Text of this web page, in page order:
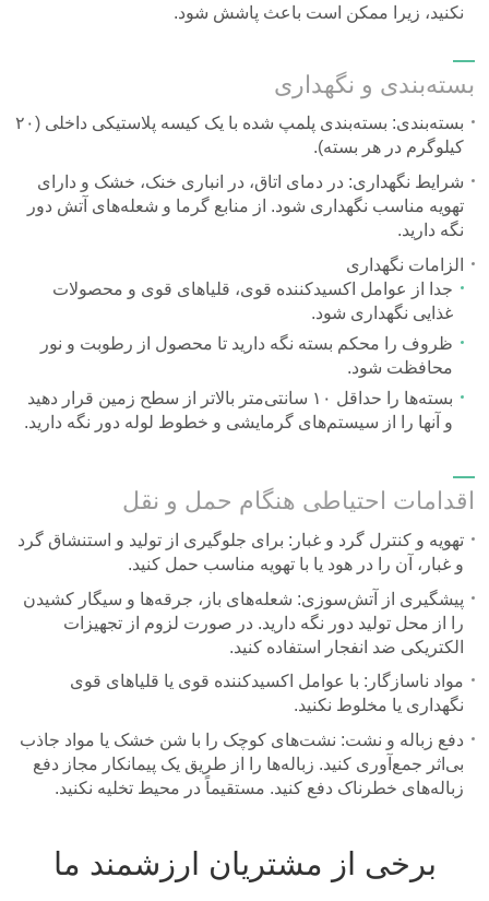
نکنید، زیرا ممکن است باعث پاشش شود.
بسته‌بندی و نگهداری
بسته‌بندی: بسته‌بندی پلمپ شده با یک کیسه پلاستیکی داخلی (۲۰
کیلوگرم در هر بسته).
شرایط نگهداری: در دمای اتاق، در انباری خنک، خشک و دارای
تهویه مناسب نگهداری شود. از منابع گرما و شعله‌های آتش دور
نگه دارید.
الزامات نگهداری
جدا از عوامل اکسیدکننده قوی، قلیاهای قوی و محصولات
غذایی نگهداری شود.
ظروف را محکم بسته نگه دارید تا محصول از رطوبت و نور
محافظت شود.
بسته‌ها را حداقل ۱۰ سانتی‌متر بالاتر از سطح زمین قرار دهید
و آنها را از سیستم‌های گرمایشی و خطوط لوله دور نگه دارید.
اقدامات احتیاطی هنگام حمل و نقل
تهویه و کنترل گرد و غبار: برای جلوگیری از تولید و استنشاق گرد
و غبار، آن را در هود یا با تهویه مناسب حمل کنید.
پیشگیری از آتش‌سوزی: شعله‌های باز، جرقه‌ها و سیگار کشیدن
را از محل تولید دور نگه دارید. در صورت لزوم از تجهیزات
الکتریکی ضد انفجار استفاده کنید.
مواد ناسازگار: با عوامل اکسیدکننده قوی یا قلیاهای قوی
نگهداری یا مخلوط نکنید.
دفع زباله و نشت: نشت‌های کوچک را با شن خشک یا مواد جاذب
بی‌اثر جمع‌آوری کنید. زباله‌ها را از طریق یک پیمانکار مجاز دفع
زباله‌های خطرناک دفع کنید. مستقیماً در محیط تخلیه نکنید.
برخی از مشتریان ارزشمند ما